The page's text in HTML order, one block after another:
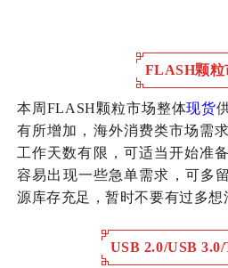
FLASH颗粒
本周FLASH颗粒市场整体现货
有所增加，海外消费类市场需
工作天数有限，可适当开始准
容易出现一些急单需求，可多
源库存充足，暂时不要有过多
USB 2.0/USB